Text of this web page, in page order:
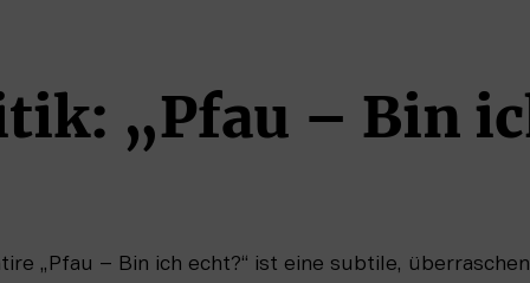
„Pfau – Bin
„Pfau – Bin ich echt?“ ist eine subtile,